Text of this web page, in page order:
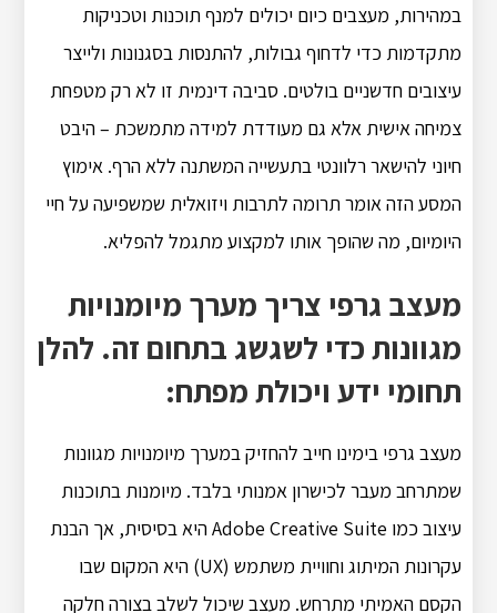
במהירות, מעצבים כיום יכולים למנף תוכנות וטכניקות
מתקדמות כדי לדחוף גבולות, להתנסות בסגנונות ולייצר
עיצובים חדשניים בולטים. סביבה דינמית זו לא רק מטפחת
צמיחה אישית אלא גם מעודדת למידה מתמשכת – היבט
חיוני להישאר רלוונטי בתעשייה המשתנה ללא הרף. אימוץ
המסע הזה אומר תרומה לתרבות ויזואלית שמשפיעה על חיי
היומיום, מה שהופך אותו למקצוע מתגמל להפליא.
מעצב גרפי צריך מערך מיומנויות
מגוונות כדי לשגשג בתחום זה. להלן
תחומי ידע ויכולת מפתח:
מעצב גרפי בימינו חייב להחזיק במערך מיומנויות מגוונות
שמתרחב מעבר לכישרון אמנותי בלבד. מיומנות בתוכנות
עיצוב כמו Adobe Creative Suite היא בסיסית, אך הבנת
עקרונות המיתוג וחוויית משתמש (UX) היא המקום שבו
הקסם האמיתי מתרחש. מעצב שיכול לשלב בצורה חלקה